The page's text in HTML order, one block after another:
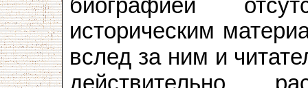
биографией
историческим
вслед за ним и
действительно